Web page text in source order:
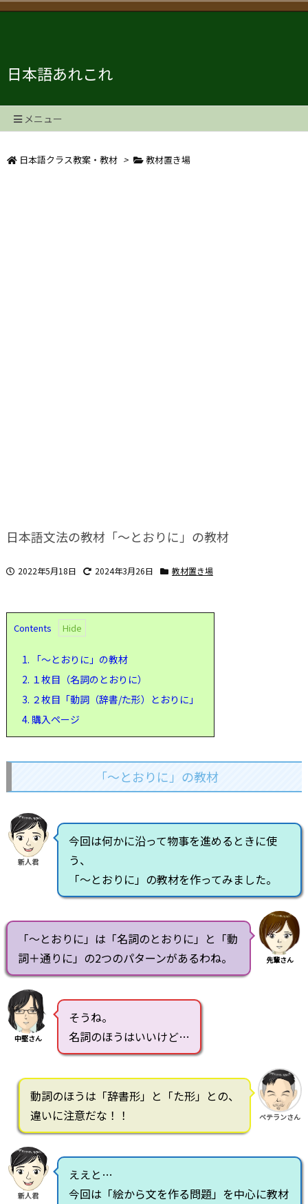
日本語あれこれ
メニュー
日本語クラス教案・教材 > 教材置き場
日本語文法の教材「～とおりに」の教材
2022年5月18日 2024年3月26日 教材置き場
Contents
1. 「～とおりに」の教材
2. １枚目（名詞のとおりに）
3. ２枚目「動詞（辞書/た形）とおりに」
4. 購入ページ
「～とおりに」の教材
新人君
今回は何かに沿って物事を進めるときに使
う、
「～とおりに」の教材を作ってみました。
「～とおりに」は「名詞のとおりに」と「動
詞＋通りに」の2つのパターンがあるわね。
先輩さん
中堅さん
そうね。
名詞のほうはいいけど…
動詞のほうは「辞書形」と「た形」との、
違いに注意だな！！
ベテランさん
新人君
ええと…
今回は「絵から文を作る問題」を中心に教材